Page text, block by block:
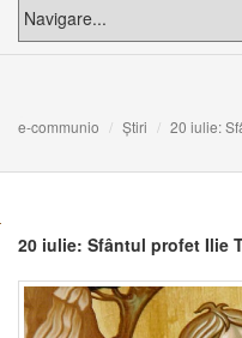
e-communio Știri 20 iulie:
20 iulie: Sfântul profet Ilie